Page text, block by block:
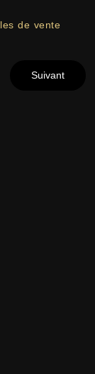
de vente
Suivant